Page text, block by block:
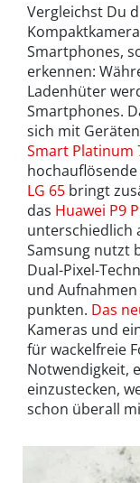
Vergleichst Du
Smartphones,
erkennen:
Ladenhüter
Smartphones.
sich mit
Smart Platinum
LG 65 bringt
das Huawei P9
unterschiedlich
Samsung nutzt
Dual-Pixel-
und Aufnahmen
punkten. Das
Kameras und
für wackelfreie
Notwendigkeit,
einzustecken,
schon überall